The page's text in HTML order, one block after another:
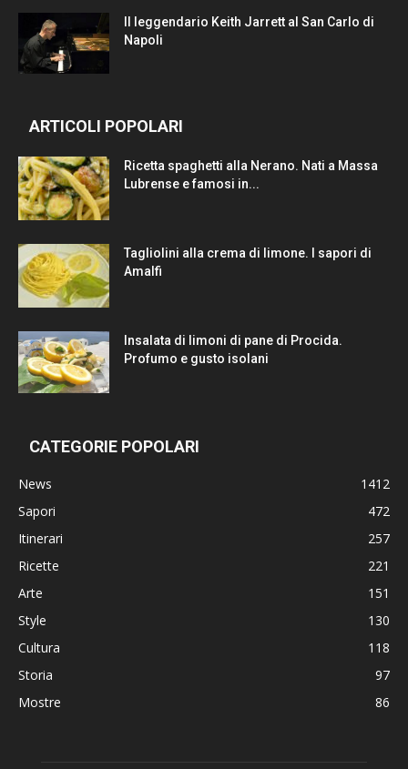
Il leggendario Keith Jarrett al San Carlo di
Napoli
ARTICOLI POPOLARI
Ricetta spaghetti alla Nerano. Nati a Massa
Lubrense e famosi in...
Tagliolini alla crema di limone. I sapori di
Amalfi
Insalata di limoni di pane di Procida.
Profumo e gusto isolani
CATEGORIE POPOLARI
News
1412
Sapori
472
Itinerari
257
Ricette
221
Arte
151
Style
130
Cultura
118
Storia
97
Mostre
86